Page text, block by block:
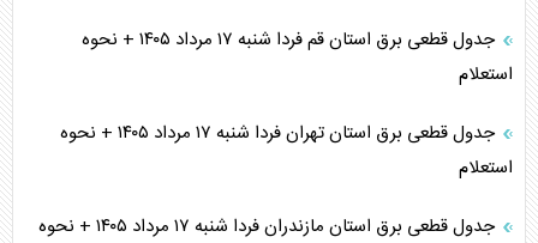
جدول قطعی برق استان قم فردا شنبه ۱۷ مرداد ۱۴۰۵ + نحوه
استعلام
جدول قطعی برق استان تهران فردا شنبه ۱۷ مرداد ۱۴۰۵ + نحوه
استعلام
جدول قطعی برق استان مازندران فردا شنبه ۱۷ مرداد ۱۴۰۵ + نحوه